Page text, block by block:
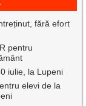
fără efort
pentru
iulie, la Lupeni
elevi de la